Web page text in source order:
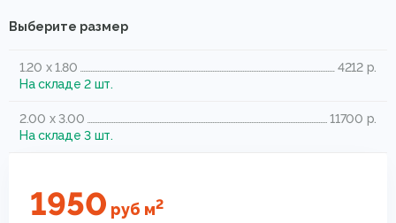
Выберите размер
1.20 x 1.80
4212 р.
На складе 2 шт.
2.00 x 3.00
11700 р.
На складе 3 шт.
1950 руб м2